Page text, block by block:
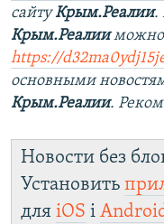
сайтуКрым.Реалии.
Крым.Реалииможно
https://
основными
Крым.Реалии.
Новости без
Установить
для iOS і